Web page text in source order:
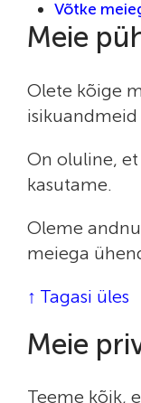
Võtke
Meie
Olete kõige
isikuandmeid
On oluline,
kasutame.
Oleme
meiega
↑ Tagasi üles
Meie
Teeme kõik,